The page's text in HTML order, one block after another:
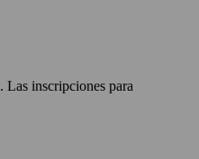
Las inscripciones para